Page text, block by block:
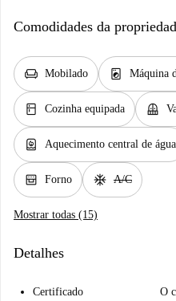
Comodidades da
chair Mobilado local_laundry_service Máquina
kitchen Cozinha equipada balcony
water_heater Aquecimento central de água
oven_gen Forno ac_unit A/C
Mostrar todas (15)
Detalhes
Certificado
O